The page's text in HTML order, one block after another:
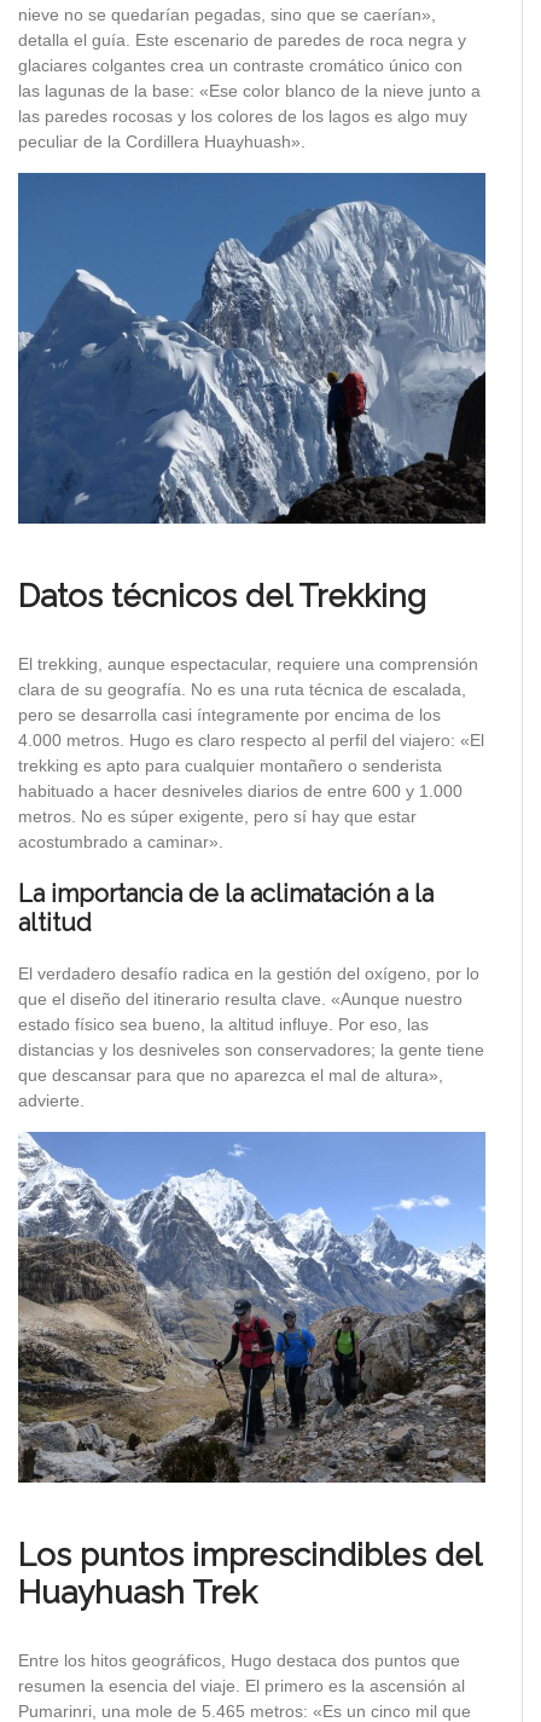
nieve no se quedarían pegadas, sino que se caerían»,
detalla el guía. Este escenario de paredes de roca negra y
glaciares colgantes crea un contraste cromático único con
las lagunas de la base: «Ese color blanco de la nieve junto a
las paredes rocosas y los colores de los lagos es algo muy
peculiar de la Cordillera Huayhuash».
Datos técnicos del Trekking
El trekking, aunque espectacular, requiere una comprensión
clara de su geografía. No es una ruta técnica de escalada,
pero se desarrolla casi íntegramente por encima de los
4.000 metros. Hugo es claro respecto al perfil del viajero: «El
trekking es apto para cualquier montañero o senderista
habituado a hacer desniveles diarios de entre 600 y 1.000
metros. No es súper exigente, pero sí hay que estar
acostumbrado a caminar».
La importancia de la aclimatación a la
altitud
El verdadero desafío radica en la gestión del oxígeno, por lo
que el diseño del itinerario resulta clave. «Aunque nuestro
estado físico sea bueno, la altitud influye. Por eso, las
distancias y los desniveles son conservadores; la gente tiene
que descansar para que no aparezca el mal de altura»,
advierte.
Los puntos imprescindibles del
Huayhuash Trek
Entre los hitos geográficos, Hugo destaca dos puntos que
resumen la esencia del viaje. El primero es la ascensión al
Pumarinri, una mole de 5.465 metros: «Es un cinco mil que